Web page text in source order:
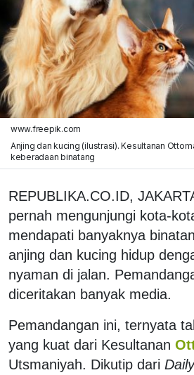
www.freepik.com
Anjing dan kucing (ilustrasi). Kesultanan
keberadaan binatang
REPUBLIKA.CO.ID,
pernah mengunjungi kota-
mendapati banyaknya
anjing dan kucing hidup
nyaman di jalan.
diceritakan banyak media.
Pemandangan ini, ternyata
yang kuat dari Kesultanan
Utsmaniyah. Dikutip dari